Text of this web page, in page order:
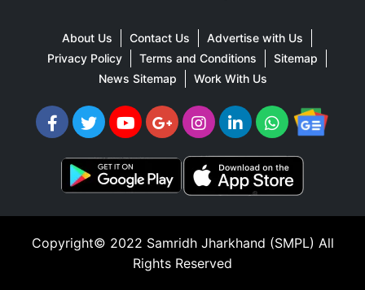
About Us Contact Us
Advertise with Us
Privacy Policy
Terms and Conditions
Sitemap
News Sitemap
Work With Us
Copyright© 2022 Samridh Jharkhand (SMPL) All
Rights Reserved